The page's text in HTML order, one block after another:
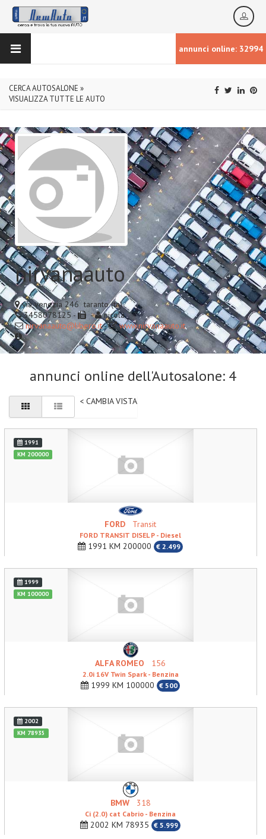
annunci online: 32994
CERCA AUTOSALONE »
VISUALIZZA TUTTE LE AUTO
nirvanaauto
via venezia 246 taranto (ta)
3458078125 -
-
nicola
nirvanaauto@libero.it- www.nirvanaauto.it
annunci online dell'Autosalone: 4
< CAMBIA VISTA
1991
KM 200000
FORD Transit
FORD TRANSIT DISEL P - Diesel
1991 KM 200000 € 2.499
1999
KM 100000
ALFA ROMEO 156
2.0i 16V Twin Spark - Benzina
1999 KM 100000 € 500
2002
KM 78935
BMW 318
Ci (2.0) cat Cabrio - Benzina
2002 KM 78935 € 5.999